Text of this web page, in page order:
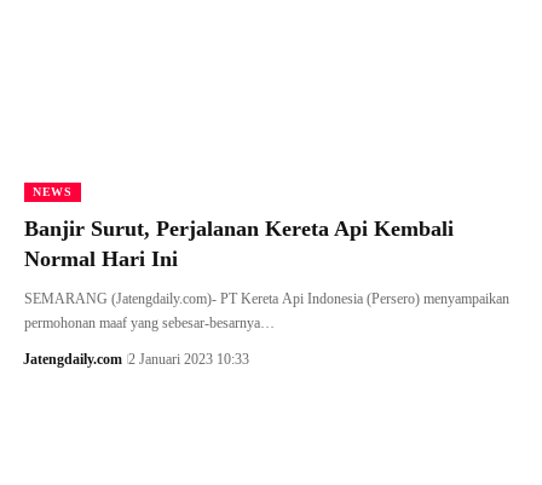
NEWS
Banjir Surut, Perjalanan Kereta Api Kembali
Normal Hari Ini
SEMARANG (Jatengdaily.com)- PT Kereta Api Indonesia (Persero) menyampaikan
permohonan maaf yang sebesar-besarnya…
Jatengdaily.com 2 Januari 2023 10:33